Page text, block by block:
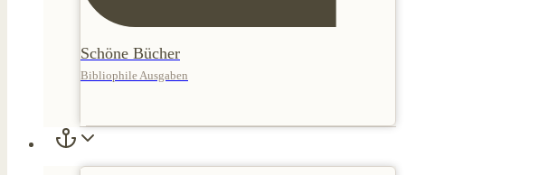
Schöne Bücher
Bibliophile Ausgaben